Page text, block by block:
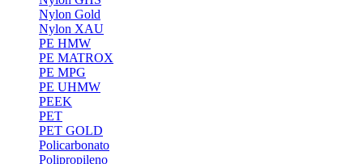
Nylon Gold
Nylon XAU
PE HMW
PE MATROX
PE MPG
PE UHMW
PEEK
PET
PET GOLD
Policarbonato
Polipropileno